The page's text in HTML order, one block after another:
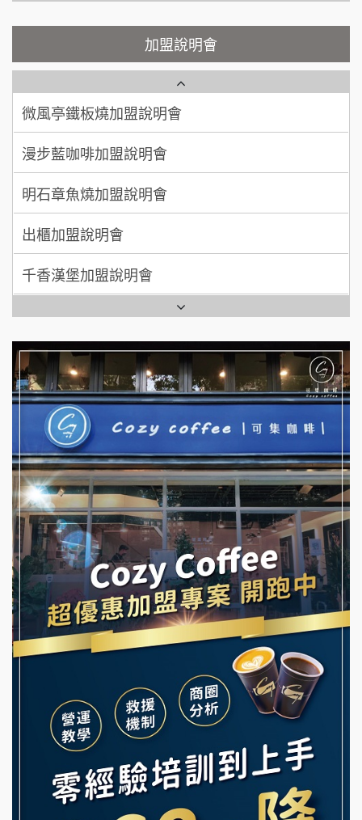
顏 先生/小姐 台北市
廖 先生/小姐 高雄市
加盟預算
【曉妍美妝】誠徵行政櫃檯
自助洗衣店誠徵代洗收送人員(台中市)
MUSHEN徵SPA美容芳療師
日十。早午食加盟說明會
拾鑶火鍋加盟說明會
全家加盟說明會
台灣G湯加盟說明會
彭富貴加盟說明會
NU PASTA義大利麵加盟說明會
潮鍋癮加盟說明會
蓁伙烤倆吃加盟說明會
霏等茶加盟說明會
早安山丘加盟說明會
冰封仙果加盟說明會
Ramble Café 漫步藍咖啡加盟說明會
微風亭鐵板燒加盟說明會
鮮茶道加盟說明會
【曉妍美妝】誠徵行政櫃檯
自助洗衣店誠徵代洗收送人員(台中市)
加盟說明會
微風亭鐵板燒加盟說明會
漫步藍咖啡加盟說明會
明石章魚燒加盟說明會
出櫃加盟說明會
千香漢堡加盟說明會
七盞茶加盟說明會
拉亞漢堡加盟說明會
杜芳子古味茶鋪加盟說明會
優握握×酸奶大獅加盟說明會
冬城門加盟說明會
拾鑶火鍋加盟說明會
阿性情趣無人販售所加盟明會
龍涎居好湯加盟說明會
舒油頭加盟說明會
韓金量加盟說明會
義氣豐發雞加盟說明會
Mr.Wish加盟說明會
白鬍泡泡 BOHO POPO加盟說明會
雞咕雞咕加盟說明會